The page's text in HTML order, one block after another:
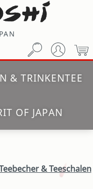
& TRINKENTEE
OF JAPAN
& Teeschalen